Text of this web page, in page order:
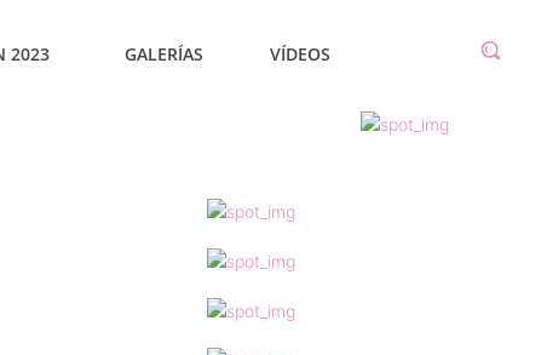
2023 GALERÍAS VÍDEOS